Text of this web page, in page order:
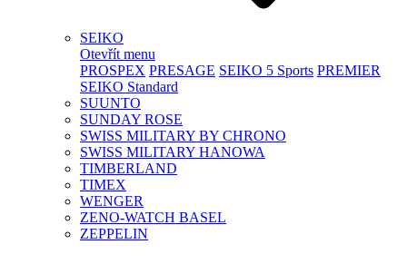
SEIKO
Otevřít menu
PROSPEX PRESAGE SEIKO 5 Sports PREMIER
SEIKO Standard
SUUNTO
SUNDAY ROSE
SWISS MILITARY BY CHRONO
SWISS MILITARY HANOWA
TIMBERLAND
TIMEX
WENGER
ZENO-WATCH BASEL
ZEPPELIN